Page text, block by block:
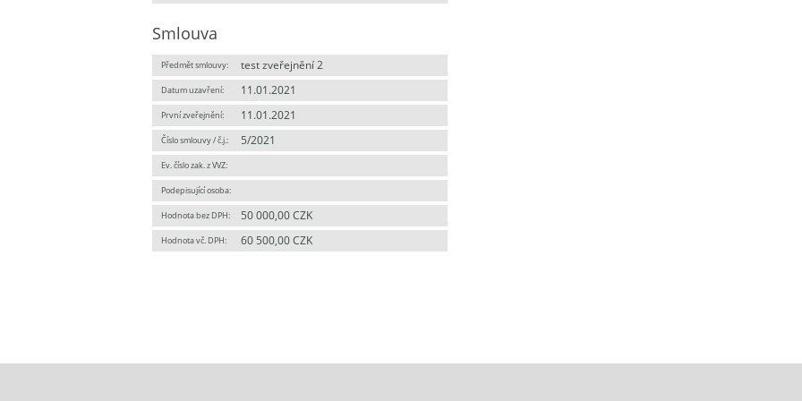
Smlouva
Předmět smlouvy: test zveřejnění 2
Datum uzavření: 11.01.2021
První zveřejnění: 11.01.2021
Číslo smlouvy / č.j.: 5/2021
Ev. číslo zak. z VVZ:
Podepisující osoba:
Hodnota bez DPH: 50 000,00 CZK
Hodnota vč. DPH: 60 500,00 CZK